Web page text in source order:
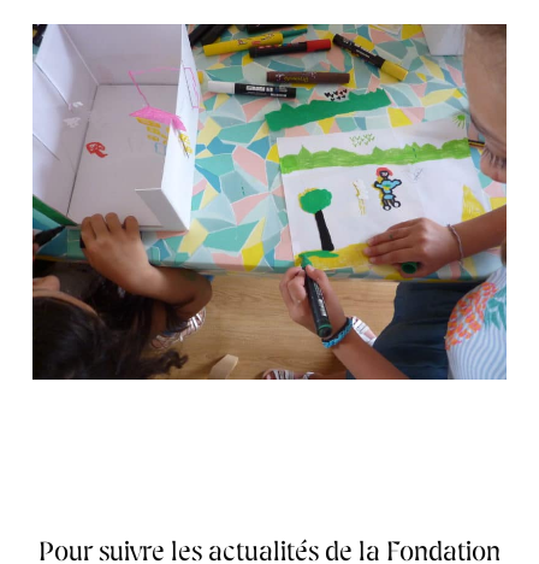
Pour suivre les actualités de la Fondation